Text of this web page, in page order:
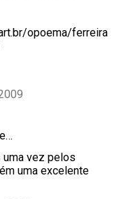
opoema/ferreira
uma vez pelos
uma excelente